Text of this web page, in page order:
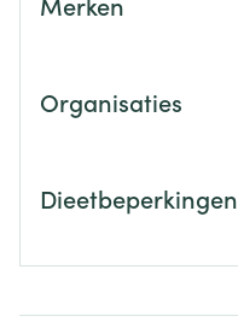
Organisaties
Dieetbeperkingen